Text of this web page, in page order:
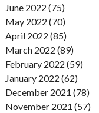
June 2022 (75)
May 2022 (70)
April 2022 (85)
March 2022 (89)
February 2022 (59)
January 2022 (62)
December 2021 (78)
November 2021 (57)